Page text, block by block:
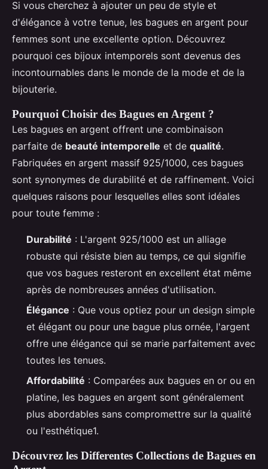
Si vous cherchez à ajouter un peu de style et
d'élégance à votre tenue, les bagues en argent pour
femmes sont une excellente option. Découvrez
pourquoi ces bijoux intemporels sont devenus des
incontournables dans le monde de la mode et de la
bijouterie.
Pourquoi Choisir des Bagues en Argent ?
Les bagues en argent offrent une combinaison
parfaite de beauté intemporelle et de qualité.
Fabriquées en argent massif 925/1000, ces bagues
sont synonymes de durabilité et de raffinement. Voici
quelques raisons pour lesquelles elles sont idéales
pour toute femme :
Durabilité : L'argent 925/1000 est un alliage
robuste qui résiste bien au temps, ce qui signifie
que vos bagues resteront en excellent état même
après de nombreuses années d'utilisation.
Élégance : Que vous optiez pour un design simple
et élégant ou pour une bague plus ornée, l'argent
offre une élégance qui se marie parfaitement avec
toutes les tenues.
Affordabilité : Comparées aux bagues en or ou en
platine, les bagues en argent sont généralement
plus abordables sans compromettre sur la qualité
ou l'esthétique1.
Découvrez les Differentes Collections de Bagues en